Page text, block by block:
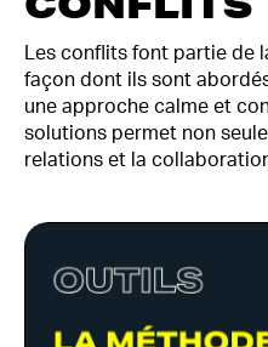
Les conflits font partie de
façon dont ils sont
une approche calme et
solutions permet non
relations et la